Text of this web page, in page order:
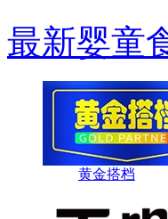
最新婴童
黄金搭档